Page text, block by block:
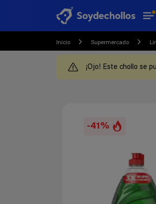
Inicio Supermercado
¡Ojo! Este chollo se
-41%